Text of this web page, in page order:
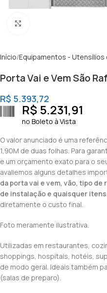
Início Equipamentos - Utensílios
Porta Vai e Vem São
R$ 5.393,72
R$ 5.231,91
no Boleto à Vista
O valor anunciado é uma
1,90M de duas folhas. Para
e um orçamento exato para o
avaliemos alguns detalhes
da porta vai e vem, vão, tipo
de instalação e quaisquer
diretamente o custo final.
Foto meramente ilustrativa.
Utilizadas em restaurantes,
shoppings, hospitais, hotéis,
de modo geral. Ideais também
(salas de preparo).